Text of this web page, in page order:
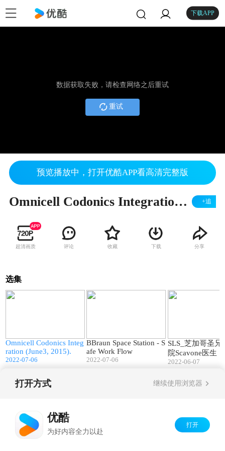
下载APP
数据获取失败，请检查网络之后重试
重试
预览播放中，打开优酷APP看高清完整版
Omnicell Codonics Integration (June3, 2015). +追
超清画质 评论 收藏 下载 分享
选集
Omnicell Codonics Integ
ration (June3, 2015).
2022-07-06
BBraun Space Station - S
afe Work Flow
2022-07-06
SLS_芝加哥圣兄
院Scavone医生
2022-06-07
打开方式 继续使用浏览器
优酷
为好内容全力以赴
打开